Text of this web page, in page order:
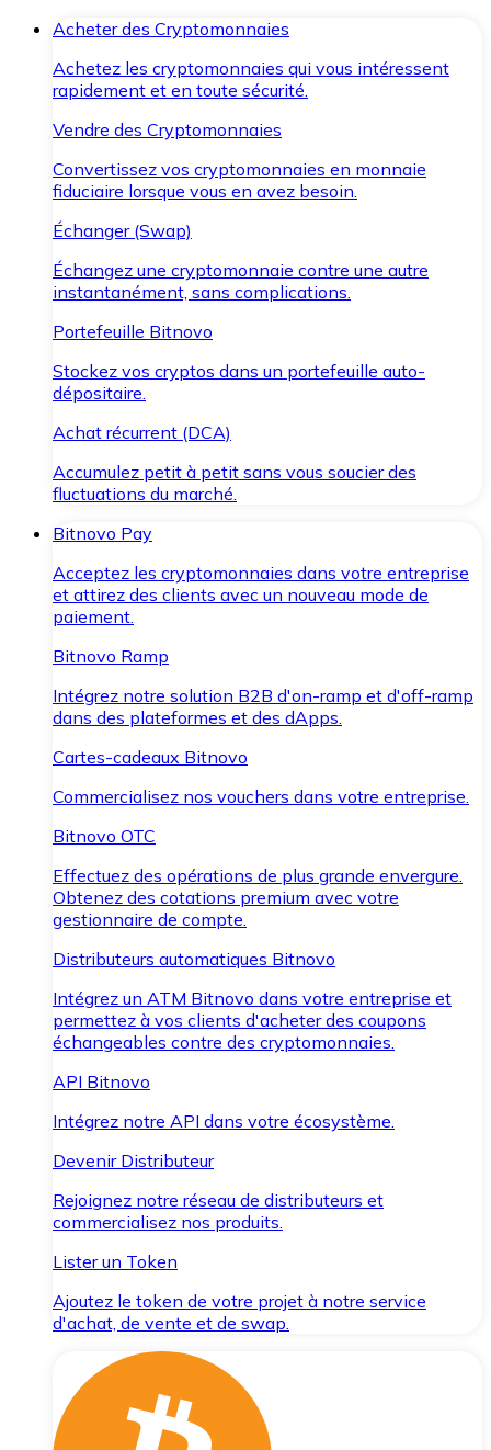
Acheter des Cryptomonnaies
Achetez les cryptomonnaies qui vous intéressent
rapidement et en toute sécurité.
Vendre des Cryptomonnaies
Convertissez vos cryptomonnaies en monnaie
fiduciaire lorsque vous en avez besoin.
Échanger (Swap)
Échangez une cryptomonnaie contre une autre
instantanément, sans complications.
Portefeuille Bitnovo
Stockez vos cryptos dans un portefeuille auto-
dépositaire.
Achat récurrent (DCA)
Accumulez petit à petit sans vous soucier des
fluctuations du marché.
Bitnovo Pay
Acceptez les cryptomonnaies dans votre entreprise
et attirez des clients avec un nouveau mode de
paiement.
Bitnovo Ramp
Intégrez notre solution B2B d'on-ramp et d'off-ramp
dans des plateformes et des dApps.
Cartes-cadeaux Bitnovo
Commercialisez nos vouchers dans votre entreprise.
Bitnovo OTC
Effectuez des opérations de plus grande envergure.
Obtenez des cotations premium avec votre
gestionnaire de compte.
Distributeurs automatiques Bitnovo
Intégrez un ATM Bitnovo dans votre entreprise et
permettez à vos clients d'acheter des coupons
échangeables contre des cryptomonnaies.
API Bitnovo
Intégrez notre API dans votre écosystème.
Devenir Distributeur
Rejoignez notre réseau de distributeurs et
commercialisez nos produits.
Lister un Token
Ajoutez le token de votre projet à notre service
d'achat, de vente et de swap.